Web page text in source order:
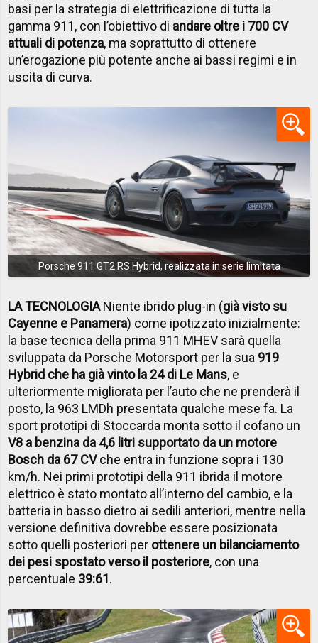
basi per la strategia di elettrificazione di tutta la
gamma 911, con l’obiettivo di andare oltre i 700 CV
attuali di potenza, ma soprattutto di ottenere
un’erogazione più potente anche ai bassi regimi e in
uscita di curva.
Porsche 911 GT2 RS Hybrid, realizzata in serie limitata
LA TECNOLOGIANiente ibrido plug-in (già visto su
Cayenne e Panamera) come ipotizzato inizialmente:
la base tecnica della prima 911 MHEV sarà quella
sviluppata da Porsche Motorsport per la sua 919
Hybrid che ha già vinto la 24 di Le Mans, e
ulteriormente migliorata per l’auto che ne prenderà il
posto, la 963 LMDh presentata qualche mese fa. La
sport prototipi di Stoccarda monta sotto il cofano un
V8 a benzina da 4,6 litri supportato da un motore
Bosch da 67 CVche entra in funzione sopra i 130
km/h. Nei primi prototipi della 911 ibrida il motore
elettrico è stato montato all’interno del cambio, e la
batteria in basso dietro ai sedili anteriori, mentre nella
versione definitiva dovrebbe essere posizionata
sotto quelli posteriori per ottenere un bilanciamento
dei pesi spostato verso il posteriore, con una
percentuale 39:61.